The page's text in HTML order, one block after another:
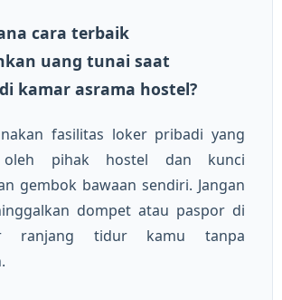
cara terbaik
uang tunai saat
kamar asrama hostel?
fasilitas loker pribadi yang
oleh pihak hostel dan kunci
gembok bawaan sendiri. Jangan
dompet atau paspor di
ranjang tidur kamu tanpa